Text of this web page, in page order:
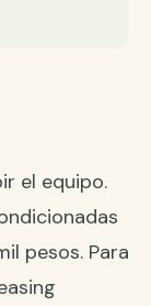
el equipo.
pesos. Para